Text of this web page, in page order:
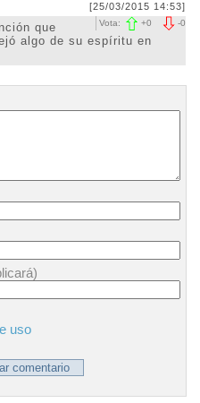
[25/03/2015 14:53]
-0
Vota: +0
que
algo de su espíritu en
uso